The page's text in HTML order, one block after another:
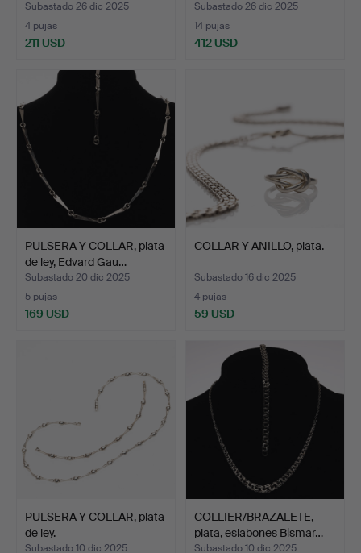
Subastado 26 dic 2025
4 pujas
211 USD
Subastado 26 dic 2025
14 pujas
412 USD
PULSERA Y COLLAR, plata
de ley, Edvard Gau…
Subastado 20 dic 2025
5 pujas
169 USD
COLLAR Y ANILLO, plata.
Subastado 16 dic 2025
4 pujas
59 USD
PULSERA Y COLLAR, plata
de ley.
Subastado 10 dic 2025
COLLIER/BRAZALETE,
plata, eslabones Bismar…
Subastado 10 dic 2025